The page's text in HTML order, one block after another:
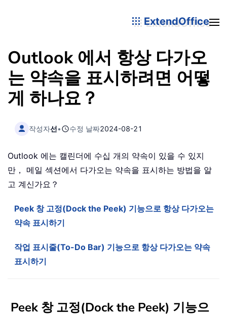
ExtendOffice
Outlook 에서 항상 다가오
는 약속을 표시하려면 어떻
게 하나요？
작성자선• 수정 날짜2024-08-21
Outlook 에는 캘린더에 수십 개의 약속이 있을 수 있지
만， 메일 섹션에서 다가오는 약속을 표시하는 방법을 알
고 계신가요？
Peek 창 고정(Dock the Peek) 기능으로 항상 다가오는
약속 표시하기
작업 표시줄(To-Do Bar) 기능으로 항상 다가오는 약속
표시하기
Peek 창 고정(Dock the Peek) 기능으